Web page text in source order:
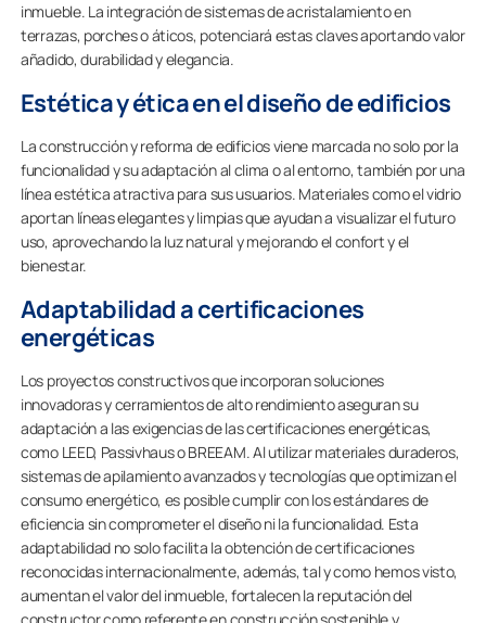
inmueble. La integración de sistemas de acristalamiento en
terrazas, porches o áticos, potenciará estas claves aportando valor
añadido, durabilidad y elegancia.
Estética y ética en el diseño de edificios
La construcción y reforma de edificios viene marcada no solo por la
funcionalidad y su adaptación al clima o al entorno, también por una
línea estética atractiva para sus usuarios. Materiales como el vidrio
aportan líneas elegantes y limpias que ayudan a visualizar el futuro
uso, aprovechando la luz natural y mejorando el confort y el
bienestar.
Adaptabilidad a certificaciones
energéticas
Los proyectos constructivos que incorporan soluciones
innovadoras y cerramientos de alto rendimiento aseguran su
adaptación a las exigencias de las certificaciones energéticas,
como LEED, Passivhaus o BREEAM. Al utilizar materiales duraderos,
sistemas de apilamiento avanzados y tecnologías que optimizan el
consumo energético, es posible cumplir con los estándares de
eficiencia sin comprometer el diseño ni la funcionalidad. Esta
adaptabilidad no solo facilita la obtención de certificaciones
reconocidas internacionalmente, además, tal y como hemos visto,
aumentan el valor del inmueble, fortalecen la reputación del